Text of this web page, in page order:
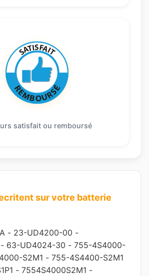
satisfait ou remboursé
sur votre batterie
- 23-UD4200-00 -
- 63-UD4024-30 - 755-4S4000-
S2M1 - 755-4S4400-S2M1
- 7554S4000S2M1 -